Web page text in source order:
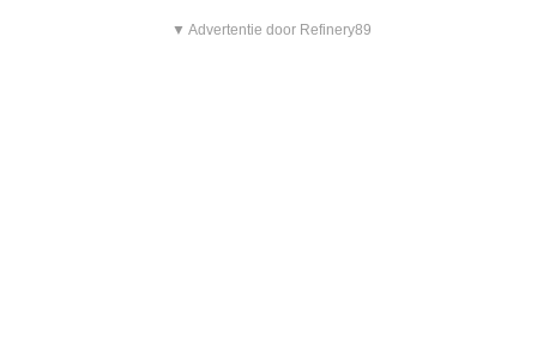
▼ Advertentie door Refinery89